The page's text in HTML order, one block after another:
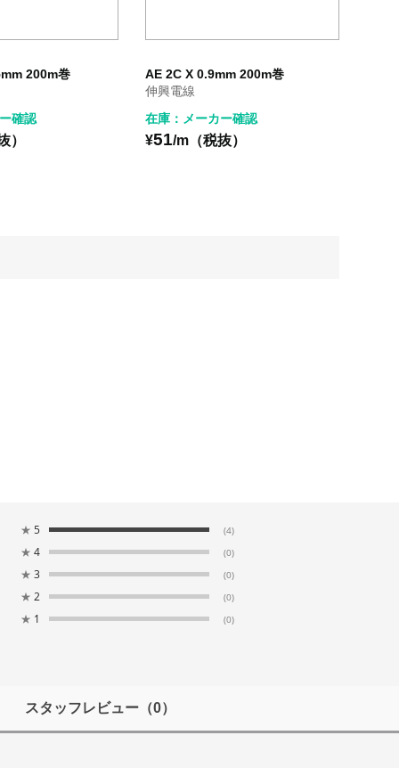
200m巻
確認
）
AE 2C X 0.9mm 200m巻
伸興電線
在庫：メーカー確認
¥51/m（税抜）
★ 5 (4)
★ 4 (0)
★ 3 (0)
★ 2 (0)
★ 1 (0)
スタッフレビュー（0）